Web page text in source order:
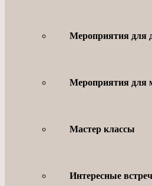
Мероприятия для
Мероприятия для
Мастер классы
Интересные